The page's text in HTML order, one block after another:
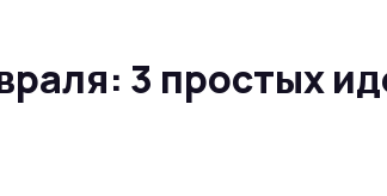
3 простых